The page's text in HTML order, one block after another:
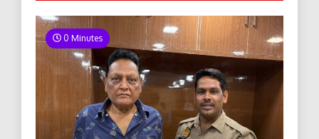
0 Minutes